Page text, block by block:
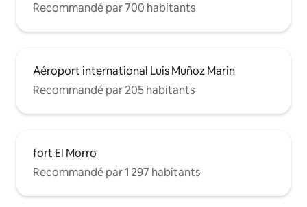
Recommandé par 700 habitants
Aéroport international Luis Muñoz Marin
Recommandé par 205 habitants
fort El Morro
Recommandé par 1 297 habitants